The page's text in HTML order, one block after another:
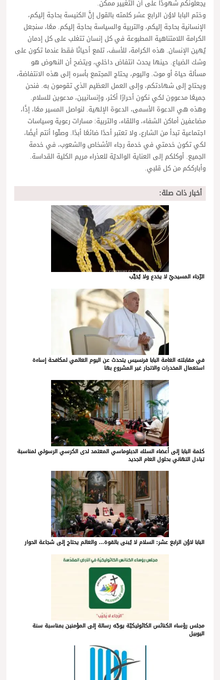
يجعلونكم شهودًا على أن التغيير ممكن.
وختم البابا لاوُن الرابع عشر كلمته بالقول إنَّ الكنيسة بحاجة إليكم،
الإنسانية بحاجة إليكم، والتربية والسياسة بحاجة إليكم. معًا، سنجعل
الكرامة اللامتناهية المطبوعة في كل إنسان تتغلب على كل إدمان
يُهين الإنسان. هذه الكرامة، للأسف، تلمع أحيانًا فقط عندما تكون على
وشك الضياع. حينها يحدث انتفاض داخلي، ويتضح أن النهوض هو
مسألة حياة أو موت. واليوم، يحتاج المجتمع بأسره إلى هذه الانتفاضة،
ويحتاج إلى شهادتكم، وإلى العمل العظيم الذي تقومون به. فنحن
جميعًا مدعوون لكي نكون أحرارًا أكثر، وإنسانيين، مدعوين للسلام.
وهذه هي الدعوة الأسمى، الدعوة الإلهية. لنواصل المسير معًا، إذًا،
مضاعفين أماكن الشفاء، واللقاء، والتربية: مسارات رعوية وسياسات
اجتماعية تبدأ من الشارع، ولا تعتبر أحدًا ضائعًا أبدًا. وصلّوا أنتم أيضًا،
لكي تكون خدمتي في خدمة رجاء الأشخاص والشعوب، في خدمة
الجميع. أوكلكم إلى العناية الوالديّة للعذراء مريم الكلية القداسة.
وأبارككم من كل قلبي.
أخبار ذات صلة:
الرّجاء المسيحيّ لا يخدع ولا يُخيِّب
في مقابلته العامة البابا فرنسيس يتحدث عن اليوم العالمي لمكافحة إساءة
استعمال المخدرات والاتجار غير المشروع بها
كلمة البابا إلى أعضاء السلك الدبلوماسي المعتمد لدى الكرسي الرسولي لمناسبة
تبادل التهاني بحلول العام الجديد
البابا لاوُن الرابع عشر: السلام لا يُبنى بالقوة… والعالم يحتاج إلى شجاعة الحوار
مجلس رؤساء الكنائس الكاثوليكيّة يوجّه رسالة إلى المؤمنين بمناسبة سنة
اليوبيل